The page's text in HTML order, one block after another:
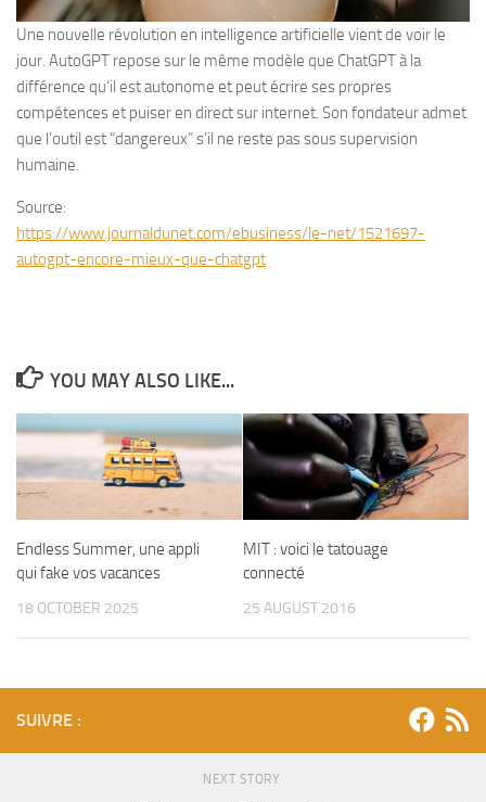
Une nouvelle révolution en intelligence artificielle vient de voir le
jour. AutoGPT repose sur le même modèle que ChatGPT à la
différence qu’il est autonome et peut écrire ses propres
compétences et puiser en direct sur internet. Son fondateur admet
que l’outil est “dangereux” s’il ne reste pas sous supervision
humaine.
Source:
https://www.journaldunet.com/ebusiness/le-net/1521697-
autogpt-encore-mieux-que-chatgpt
YOU MAY ALSO LIKE...
Endless Summer, une appli
qui fake vos vacances
18 OCTOBER 2025
MIT : voici le tatouage
connecté
25 AUGUST 2016
SUIVRE :
NEXT STORY